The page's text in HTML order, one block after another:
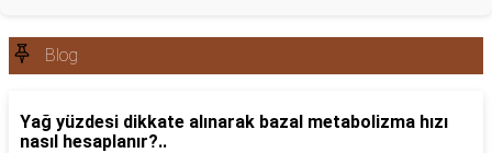
Blog
Yağ yüzdesi dikkate alınarak bazal metabolizma hızı
nasıl hesaplanır?..